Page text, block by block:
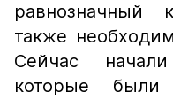
равнозначный
также
Сейчас
которые